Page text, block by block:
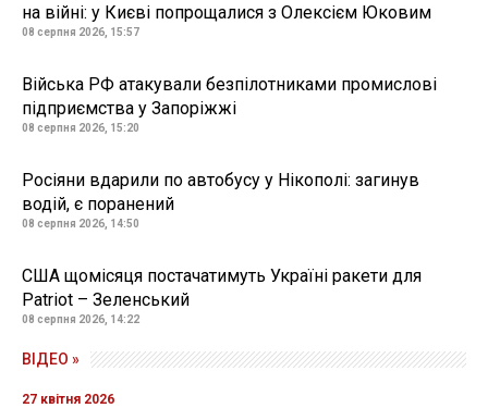
на війні: у Києві попрощалися з Олексієм Юковим
08 серпня 2026, 15:57
Війська РФ атакували безпілотниками промислові
підприємства у Запоріжжі
08 серпня 2026, 15:20
Росіяни вдарили по автобусу у Нікополі: загинув
водій, є поранений
08 серпня 2026, 14:50
США щомісяця постачатимуть Україні ракети для
Patriot – Зеленський
08 серпня 2026, 14:22
ВІДЕО »
27 квітня 2026